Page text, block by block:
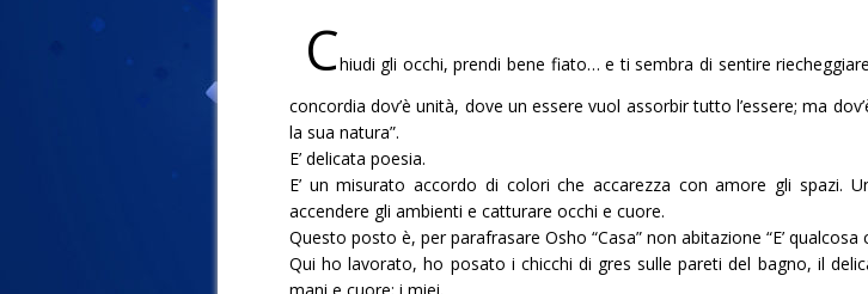
Chiudi gli occhi, prendi bene fiato… e ti sembra di sentire
concordia dov’è unità, dove un essere vuol assorbir tutto l’essere; ma
la sua natura”.
E’ delicata poesia.
E’ un misurato accordo di colori che accarezza con amore gli spazi.
accendere gli ambienti e catturare occhi e cuore.
Questo posto è, per parafrasare Osho “Casa” non abitazione “E’ qualcosa
Qui ho lavorato, ho posato i chicchi di gres sulle pareti del bagno, il
mani e cuore; i miei.